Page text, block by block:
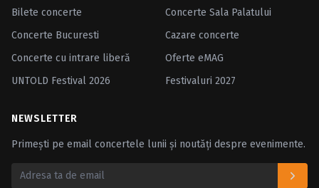
Bilete concerte
Concerte Sala Palatului
Concerte Bucuresti
Cazare concerte
Concerte cu intrare liberă
Oferte eMAG
UNTOLD Festival 2026
Festivaluri 2027
NEWSLETTER
Primești pe email concertele lunii și noutăți despre evenimente.